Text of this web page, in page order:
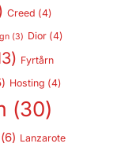
Creed (4)
(3) Dior(4)
Fyrtårn
Hosting (4)
(30)
Lanzarote